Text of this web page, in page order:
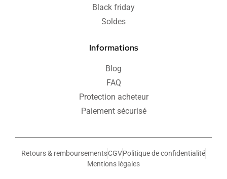
Black friday
Soldes
Informations
Blog
FAQ
Protection acheteur
Paiement sécurisé
Retours & remboursementsCGVPolitique de confidentialité
Mentions légales